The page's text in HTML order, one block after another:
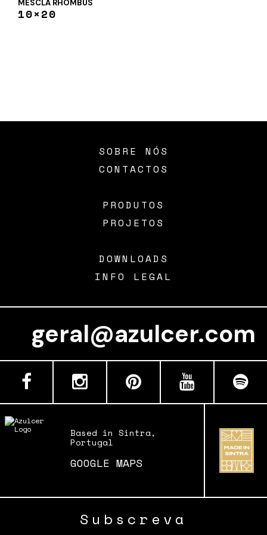
MESCLA RHOMBUS
10×20
SOBRE NÓS
CONTACTOS
PRODUTOS
PROJETOS
DOWNLOADS
INFO LEGAL
Based in Sintra,
Portugal
GOOGLE MAPS
Subscreva